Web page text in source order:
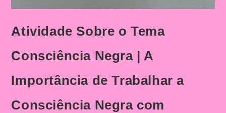
Atividade Sobre o Tema
Consciência Negra | A
Importância de Trabalhar a
Consciência Negra com